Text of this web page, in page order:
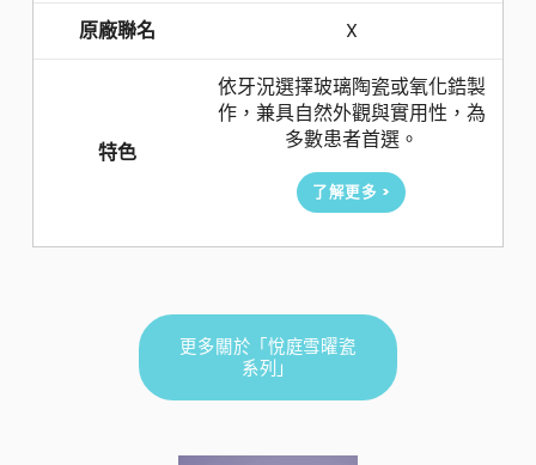
原廠聯名 X
特色
依牙況選擇玻璃陶瓷或氧化鋯製
作，兼具自然外觀與實用性，為
多數患者首選。
了解更多 >
更多關於「悅庭雪曜瓷
系列」